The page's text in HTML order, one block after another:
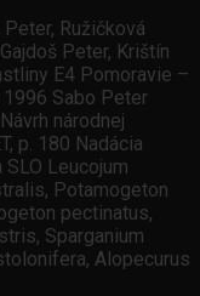
Ružičková
Peter, Krištín
E4 Pomoravie –
1996 Sabo Peter
národnej
p. 180 Nadácia
Leucojum
Potamogeton
pectinatus,
Sparganium
Alopecurus